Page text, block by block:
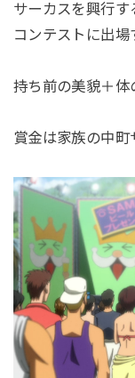
サーカスを興行
コンテストに出場
持ち前の美貌＋体
賞金は家族の中